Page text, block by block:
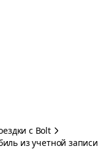
с Bolt
из учетной записи